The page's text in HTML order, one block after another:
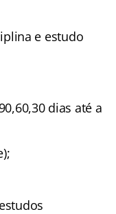
e estudo
dias até a